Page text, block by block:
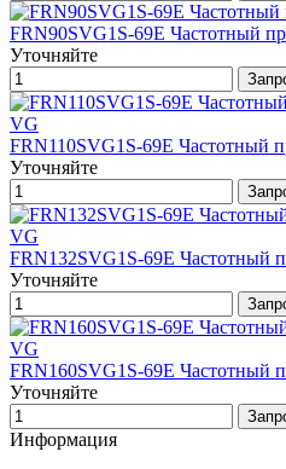
FRN90SVG1S-69E Частотный
Уточняйте
FRN110SVG1S-69E Частотный
Уточняйте
FRN132SVG1S-69E Частотный
Уточняйте
FRN160SVG1S-69E Частотный
Уточняйте
Информация